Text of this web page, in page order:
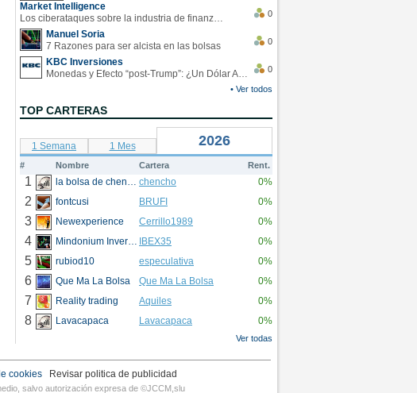
Market Intelligence
Los ciberataques sobre la industria de finanzas se han duplicado este año
0
Manuel Soria
7 Razones para ser alcista en las bolsas
0
KBC Inversiones
Monedas y Efecto “post-Trump”: ¿Un Dólar Americano operando en rangos?
0
• Ver todos
TOP CARTERAS
1 Semana 1 Mes 2026
# Nombre Cartera Rent.
1 la bolsa de chencho chencho 0%
2 fontcusi BRUFI 0%
3 Newexperience Cerrillo1989 0%
4 Mindonium Inversions IBEX35 0%
5 rubiod10 especulativa 0%
6 Que Ma La Bolsa Que Ma La Bolsa 0%
7 Reality trading Aquiles 0%
8 Lavacapaca Lavacapaca 0%
Ver todas
Revisar politica de publicidad
cookies
salvo autorización expresa de ©JCCM,slu